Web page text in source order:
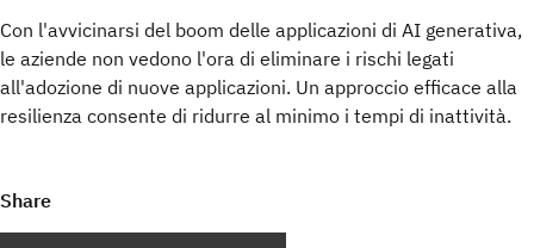
Con l'avvicinarsi del boom delle applicazioni di AI generativa,
le aziende non vedono l'ora di eliminare i rischi legati
all'adozione di nuove applicazioni. Un approccio efficace alla
resilienza consente di ridurre al minimo i tempi di inattività.
Share